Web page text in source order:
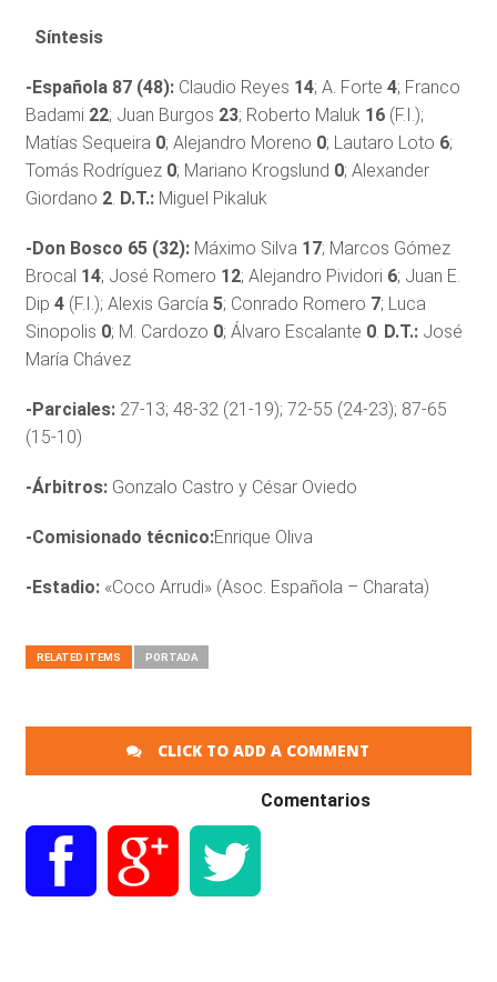
Síntesis
-Española 87 (48):Claudio Reyes 14; A. Forte 4; Franco
Badami 22; Juan Burgos 23; Roberto Maluk 16(F.I.);
Matías Sequeira 0; Alejandro Moreno 0; Lautaro Loto 6;
Tomás Rodríguez 0; Mariano Krogslund 0; Alexander
Giordano 2. D.T.:Miguel Pikaluk
-Don Bosco 65 (32):Máximo Silva 17; Marcos Gómez
Brocal 14; José Romero 12; Alejandro Pividori 6; Juan E.
Dip 4(F.I.); Alexis García 5; Conrado Romero 7; Luca
Sinopolis 0; M. Cardozo 0; Álvaro Escalante 0. D.T.:José
María Chávez
-Parciales:27-13; 48-32 (21-19); 72-55 (24-23); 87-65
(15-10)
-Árbitros:Gonzalo Castro y César Oviedo
-Comisionado técnico:Enrique Oliva
-Estadio:«Coco Arrudi» (Asoc. Española – Charata)
RELATED ITEMS PORTADA
CLICK TO ADD A COMMENT
Comentarios